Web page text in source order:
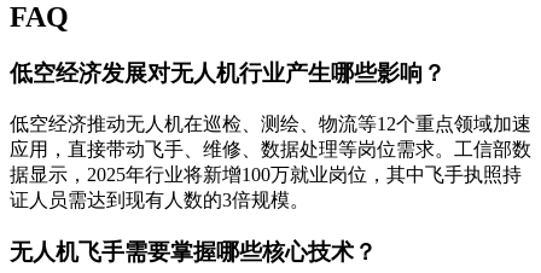
FAQ
低空经济发展对无人机行业产生哪些影响？
低空经济推动无人机在巡检、测绘、物流等12个重点领域加速
应用，直接带动飞手、维修、数据处理等岗位需求。工信部数
据显示，2025年行业将新增100万就业岗位，其中飞手执照持
证人员需达到现有人数的3倍规模。
无人机飞手需要掌握哪些核心技术？